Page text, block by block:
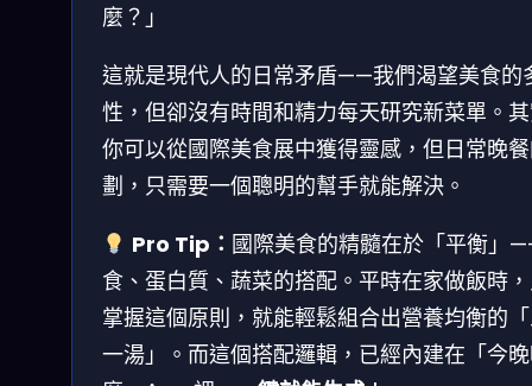
麼？」
這就是現代人的日常矛盾——我們渴望美食的
性，但卻沒有時間和精力每天研究新菜單。
你可以從國際美食展中獲得靈感，但日常晚
劃，只需要一個聰明的幫手就能解決。
Pro Tip： 國際美食的精髓在於「平衡」
食、蛋白質、蔬菜的搭配。平時在家做飯時
掌握這個原則，就能輕鬆組合出營養均衡的
一湯」。而這個搭配邏輯，已經內建在「今